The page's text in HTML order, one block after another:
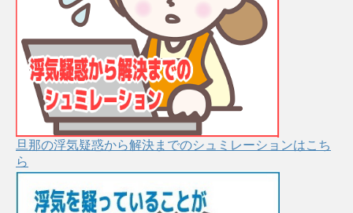
旦那の浮気疑惑から解決までのシュミレーションはこち
ら